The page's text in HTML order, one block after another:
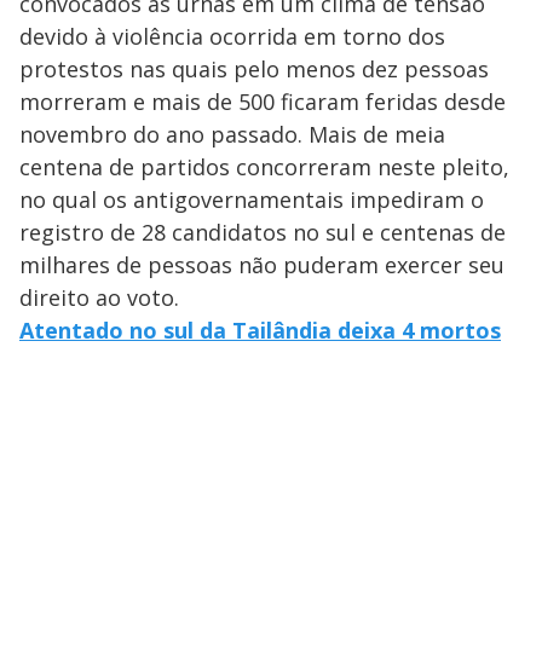
devido à violência ocorrida em torno dos
protestos nas quais pelo menos dez pessoas
morreram e mais de 500 ficaram feridas desde
novembro do ano passado. Mais de meia
centena de partidos concorreram neste pleito,
no qual os antigovernamentais impediram o
registro de 28 candidatos no sul e centenas de
milhares de pessoas não puderam exercer seu
direito ao voto.
Atentado no sul da Tailândia deixa 4 mortos